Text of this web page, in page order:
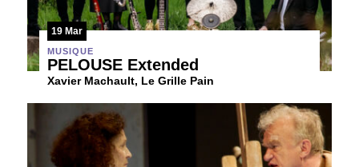
19 Mar
MUSIQUE
PELOUSE Extended
Xavier Machault, Le Grille Pain